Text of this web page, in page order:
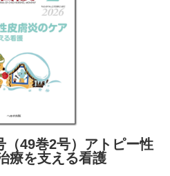
（49巻2号）アトピー性
療を支える看護